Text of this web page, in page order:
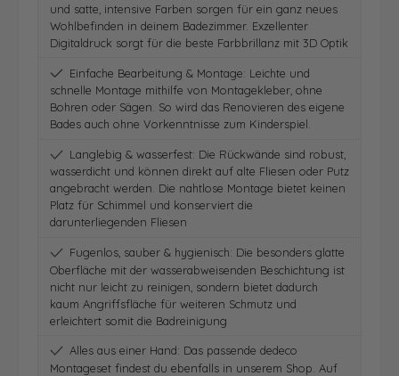
und satte, intensive Farben sorgen für ein ganz neues
Wohlbefinden in deinem Badezimmer. Exzellenter
Digitaldruck sorgt für die beste Farbbrillanz mit 3D Optik
Einfache Bearbeitung & Montage: Leichte und
schnelle Montage mithilfe von Montagekleber, ohne
Bohren oder Sägen. So wird das Renovieren des eigene
Bades auch ohne Vorkenntnisse zum Kinderspiel.
Langlebig & wasserfest: Die Rückwände sind robust,
wasserdicht und können direkt auf alte Fliesen oder Putz
angebracht werden. Die nahtlose Montage bietet keinen
Platz für Schimmel und konserviert die
darunterliegenden Fliesen
Fugenlos, sauber & hygienisch: Die besonders glatte
Oberfläche mit der wasserabweisenden Beschichtung ist
nicht nur leicht zu reinigen, sondern bietet dadurch
kaum Angriffsfläche für weiteren Schmutz und
erleichtert somit die Badreinigung
Alles aus einer Hand: Das passende dedeco
Montageset findest du ebenfalls in unserem Shop. Auf